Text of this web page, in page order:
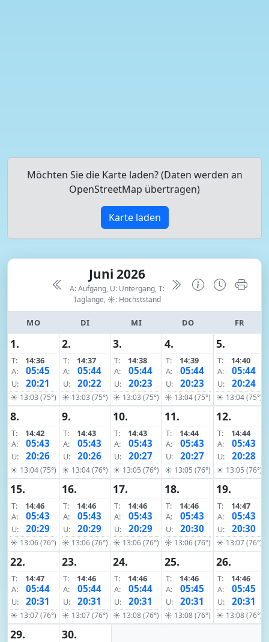
Möchten Sie die Karte laden? (Daten werden an
OpenStreetMap übertragen)
Karte laden
Juni 2026
A: Aufgang, U: Untergang, T:
Taglänge, ☀: Höchststand
MO DI MI DO FR
1.
T:
14:36
A:
05:45
U: 20:21
☀ 13:03 (75°)
2.
T:
14:37
A:
05:44
U: 20:22
☀ 13:03 (75°)
3.
T:
14:38
A:
05:44
U: 20:23
☀ 13:03 (75°)
4.
T:
14:39
A:
05:44
U: 20:23
☀ 13:04 (75°)
5.
T:
14:40
A:
05:44
U: 20:24
☀ 13:04 (75°)
8.
T:
14:42
A:
05:43
U: 20:26
☀ 13:04 (75°)
9.
T:
14:43
A:
05:43
U: 20:26
☀ 13:04 (76°)
10.
T:
14:43
A:
05:43
U: 20:27
☀ 13:05 (76°)
11.
T:
14:44
A:
05:43
U: 20:27
☀ 13:05 (76°)
12.
T:
14:44
A:
05:43
U: 20:28
☀ 13:05 (76°)
15.
T:
14:46
A:
05:43
U: 20:29
☀ 13:06 (76°)
16.
T:
14:46
A:
05:43
U: 20:29
☀ 13:06 (76°)
17.
T:
14:46
A:
05:43
U: 20:29
☀ 13:06 (76°)
18.
T:
14:46
A:
05:43
U: 20:30
☀ 13:06 (76°)
19.
T:
14:47
A:
05:43
U: 20:30
☀ 13:07 (76°)
22.
T:
14:47
A:
05:44
U: 20:31
☀ 13:07 (76°)
23.
T:
14:46
A:
05:44
U: 20:31
☀ 13:07 (76°)
24.
T:
14:46
A:
05:44
U: 20:31
☀ 13:08 (76°)
25.
T:
14:46
A:
05:45
U: 20:31
☀ 13:08 (76°)
26.
T:
14:46
A:
05:45
U: 20:31
☀ 13:08 (76°)
29. 30.